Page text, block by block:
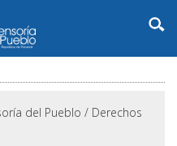
del Pueblo / Derechos